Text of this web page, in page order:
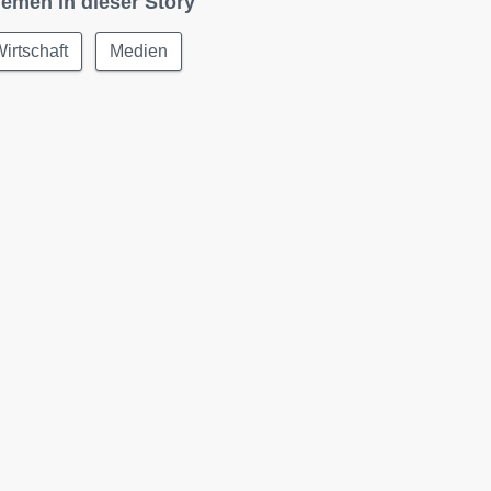
Medien